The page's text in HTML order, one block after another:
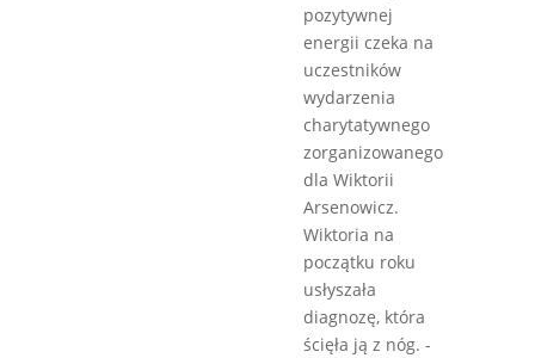
pozytywnej
energii czeka na
uczestników
wydarzenia
charytatywnego
zorganizowanego
dla Wiktorii
Arsenowicz.
Wiktoria na
początku roku
usłyszała
diagnozę, która
ścięła ją z nóg. -